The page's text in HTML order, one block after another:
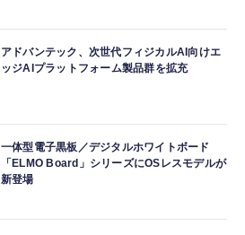
アドバンテック、次世代フィジカルAI向けエ
ッジAIプラットフォーム製品群を拡充
一体型電子黒板／デジタルホワイトボード
「ELMO Board」シリーズにOSレスモデルが
新登場